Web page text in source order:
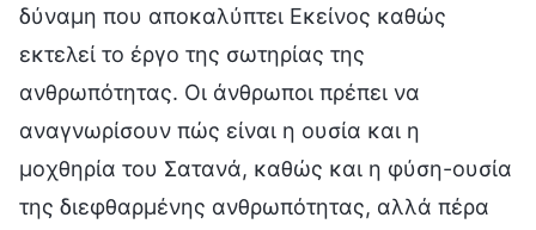
δύναμη που αποκαλύπτει Εκείνος καθώς
εκτελεί το έργο της σωτηρίας της
ανθρωπότητας. Οι άνθρωποι πρέπει να
αναγνωρίσουν πώς είναι η ουσία και η
μοχθηρία του Σατανά, καθώς και η φύση-ουσία
της διεφθαρμένης ανθρωπότητας, αλλά πέρα